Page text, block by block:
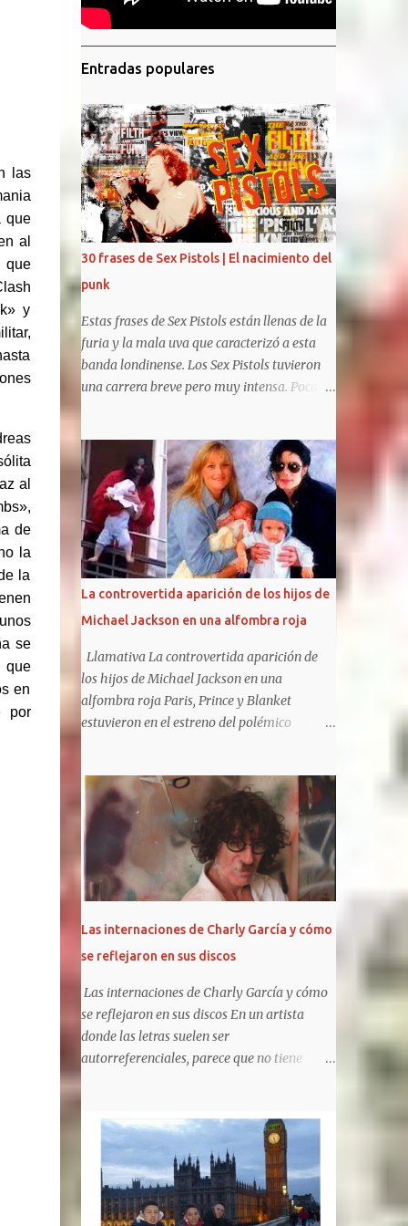
las
que
al
que
y
al
de
la
la
se
que
en
por
Entradas populares
30 frases de Sex Pistols | El nacimiento del
punk
Estas frases de Sex Pistols están llenas de la
furia y la mala uva que caracterizó a esta
banda londinense. Los Sex Pistols tuvieron
una carrera breve pero muy intensa. Pocas
intensamente. Fugaces e intensos, Johnny
Rotten, Steve Jones, Paul Cook y Sid Vicious
tuvieron el tiempo justo para liarla parda
(como liarse a insultos con un presentador
de televisión), hacerse famosos por sus
conciertos y apariciones en público (que
acostumbraban, como mínimo, en acabar en
caos y destrucción) e influenciar en toda una
generación. Las frases de Sex Pistols te harán
recordar algunas de sus canciones y algunos
de los álbumes más importantes del siglo
XX , God save the queen y Anarchy in the UK
. Sin duda, la sombra de los Pistols es
llegar a resultar de lo más liberadores.
https://frasesdelavida.com/frases-de-sex-
pis...
La controvertida aparición de los hijos de
Michael Jackson en una alfombra roja
Llamativa La controvertida aparición de
los hijos de Michael Jackson en una
alfombra roja Paris, Prince y Blanket
estuvieron en el estreno del polémico
Jackson no suelen ser fotografiados juntos y,
además, mantienen diferentes posturas con
respecto a su exposición pública. Pero esta
vez rompieron esa regla y el motivo estuvo
rodeado de controversias. Los tres - Paris,
Prince y Blanket- dieron su presente en la
función de avant premiere de MJ: The
Musical, en Broadway. Además, fiel a estos
tiempos , Paris y Prince compartieron sus
preparativos en sus respectivas cuentas de
Instagram. Blanket , en cambio, no participó
en esas publicaciones, pero sí se pudo
registrar su presencia a la salida del evento.
¿Cómo se los vio? Paris deslumbró con un
largo vestido rojo estampado que mostraba
sus tatuajes en el pecho, con accesorios boho
y botas. Ellos, en cambio, eligieron elegantes
trajes. La...
Las internaciones de Charly García y cómo
se reflejaron en sus discos
Las internaciones de Charly García y cómo
se reflejaron en sus discos En un artista
donde las letras suelen ser
autorreferenciales, parece que no tiene
canciones referidas a sus "rehab", pero ha
metaforizado sobre el tema, e incluido
elementos en sus trabajos posteriores.
https://www.clarin.com/espectaculos/music
a/internaciones-charly-garcia-reflejaron-
discos_0_UF5QsSfPYS.html Sergio Marchi
Hay cuentas que son imposibles de cerrar,